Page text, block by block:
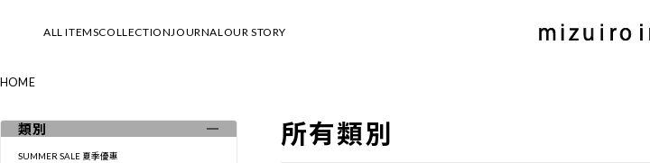
ALL ITEMSCOLLECTION JOURNAL OUR STORY
HOME
類別
SUMMER SALE 夏季優惠
所有類別